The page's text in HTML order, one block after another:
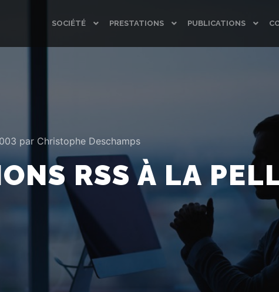
SOCIÉTÉ PRESTATIONS PUBLICATIONS
par Christophe Deschamps
RSS À LA